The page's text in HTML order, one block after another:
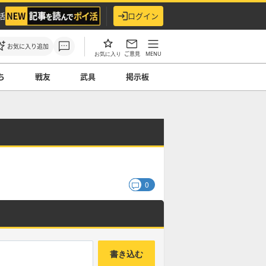
ログイン
お気に入り追加
お気に入り ご意見 MENU
戦友 武具 掲示板
0
書き込む